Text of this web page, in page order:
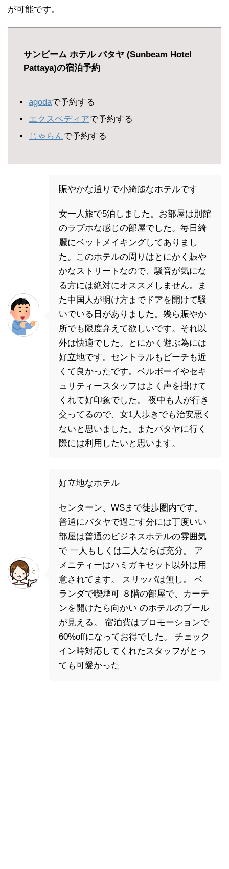
が可能です。
サンビーム ホテル パタヤ (Sunbeam Hotel
Pattaya)の宿泊予約
agodaで予約する
エクスペディアで予約する
じゃらんで予約する
賑やかな通りで小綺麗なホテルです
女一人旅で5泊しました。お部屋は別館
のラブホな感じの部屋でした。毎日綺
麗にベットメイキングしてありまし
た。このホテルの周りはとにかく賑や
かなストリートなので、騒音が気にな
る方には絶対にオススメしません。ま
た中国人が明け方までドアを開けて騒
いでいる日がありました。幾ら賑やか
所でも限度弁えて欲しいです。それ以
外は快適でした。とにかく遊ぶ為には
好立地です。セントラルもビーチも近
くて良かったです。ベルボーイやセキ
ュリティースタッフはよく声を掛けて
くれて好印象でした。 夜中も人が行き
交ってるので、女1人歩きでも治安悪く
ないと思いました。またパタヤに行く
際には利用したいと思います。
好立地なホテル
センターン、WSまで徒歩圏内です。
普通にパタヤで過ごす分には丁度いい
部屋は普通のビジネスホテルの雰囲気
で 一人もしくは二人ならば充分。 ア
メニティーはハミガキセット以外は用
意されてます。 スリッパは無し。 ベ
ランダで喫煙可 ８階の部屋で、カーテ
ンを開けたら向かい のホテルのプール
が見える。 宿泊費はプロモーションで
60%offになってお得でした。 チェック
イン時対応してくれたスタッフがとっ
ても可愛かった